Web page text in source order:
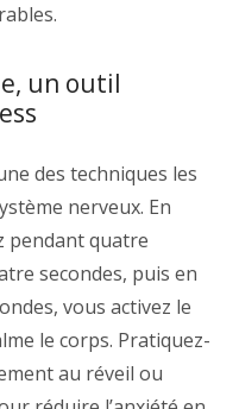
un outil
des techniques les
nerveux. En
pendant quatre
secondes, puis en
vous activez le
le corps. Pratiquez-
au réveil ou